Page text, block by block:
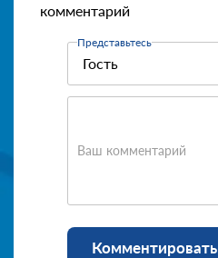
комментарий
Представьтесь
Ваш комментарий
Комментировать